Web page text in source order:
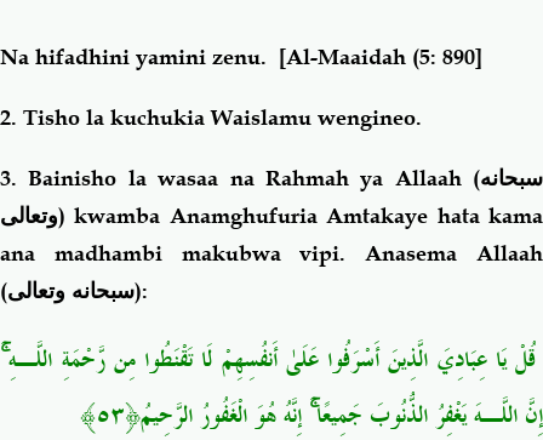
Na hifadhini yamini zenu. [Al-Maaidah (5: 890]
2. Tisho la kuchukia Waislamu wengineo.
3. Bainisho la wasaa na Rahmah ya Allaah (سبحانه
وتعالى) kwamba Anamghufuria Amtakaye hata kama
ana madhambi makubwa vipi. Anasema Allaah
(سبحانه وتعالى):
قُلْ يَا عِبَادِيَ الَّذِينَ أَسْرَفُوا عَلَىٰ أَنفُسِهِمْ لَا تَقْنَطُوا مِن رَّحْمَةِ اللَّـهِ ۚ
إِنَّ اللَّـهَ يَغْفِرُ الذُّنُوبَ جَمِيعًا ۚ إِنَّهُ هُوَ الْغَفُورُ الرَّحِيمُ﴿٥٣﴾